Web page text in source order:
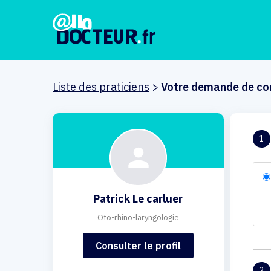
Liste des praticiens > Votre demande de
Patrick Le carluer
Oto-rhino-laryngologie
Consulter le profil
1